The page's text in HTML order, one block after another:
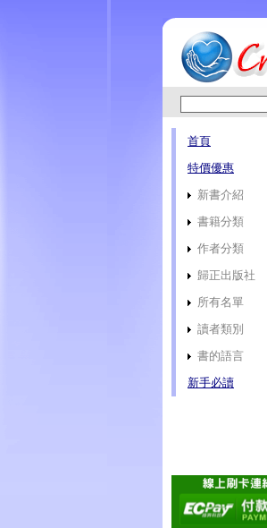
首頁
特價優惠
新書介紹
書籍分類
作者分類
歸正出版社
所有名單
讀者類別
書的語言
新手必讀